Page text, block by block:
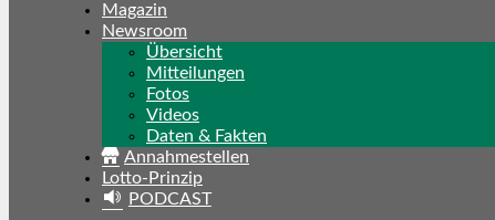
Magazin
Newsroom
Übersicht
Mitteilungen
Fotos
Videos
Daten & Fakten
Annahmestellen
Lotto-Prinzip
PODCAST